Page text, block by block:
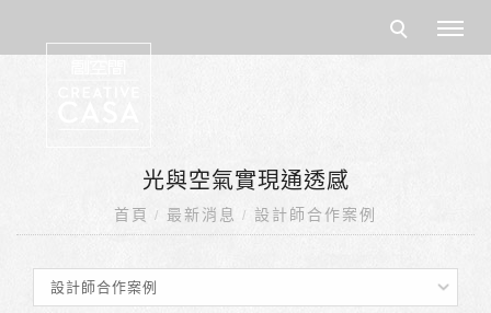
光與空氣實現通透感
首頁 最新消息 設計師合作案例